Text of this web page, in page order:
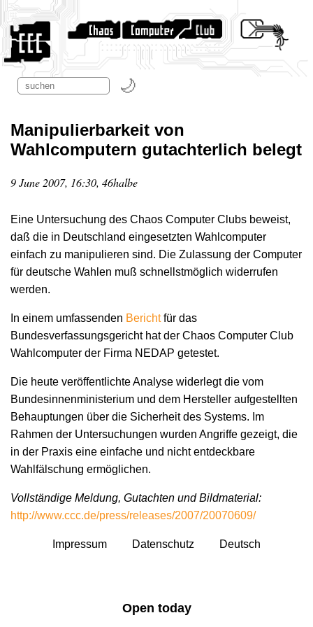
Manipulierbarkeit von
Wahlcomputern gutachterlich belegt
9 June 2007, 16:30, 46halbe
Eine Untersuchung des Chaos Computer Clubs beweist,
daß die in Deutschland eingesetzten Wahlcomputer
einfach zu manipulieren sind. Die Zulassung der Computer
für deutsche Wahlen muß schnellstmöglich widerrufen
werden.
In einem umfassenden Berichtfür das
Bundesverfassungsgericht hat der Chaos Computer Club
Wahlcomputer der Firma NEDAP getestet.
Die heute veröffentlichte Analyse widerlegt die vom
Bundesinnenministerium und dem Hersteller aufgestellten
Behauptungen über die Sicherheit des Systems. Im
Rahmen der Untersuchungen wurden Angriffe gezeigt, die
in der Praxis eine einfache und nicht entdeckbare
Wahlfälschung ermöglichen.
Vollständige Meldung, Gutachten und Bildmaterial:
http://www.ccc.de/press/releases/2007/20070609/
Impressum Datenschutz Deutsch
Open today